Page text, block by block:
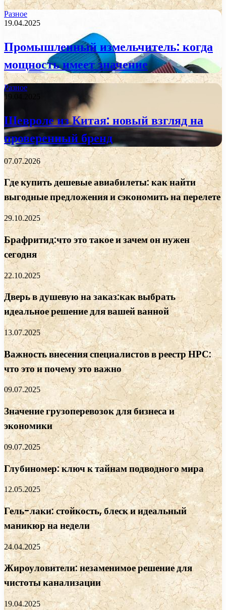
Разное
19.04.2025
Промышленный измельчитель: когда
мощность имеет значение
Разное
19.04.2025
Шевроле из Китая: новый взгляд на
проверенный бренд
07.07.2026
Где купить дешевые авиабилеты: как найти
выгодные предложения и сэкономить на перелете
29.10.2025
Брафритид:что это такое и зачем он нужен
сегодня
22.10.2025
Дверь в душевую на заказ:как выбрать
идеальное решение для вашей ванной
13.07.2025
Важность внесения специалистов в реестр НРС:
что это и почему это важно
09.07.2025
Значение грузоперевозок для бизнеса и
экономики
09.07.2025
Глубиномер: ключ к тайнам подводного мира
12.05.2025
Гель-лаки: стойкость, блеск и идеальный
маникюр на недели
24.04.2025
Жироуловители: незаменимое решение для
чистоты канализации
19.04.2025